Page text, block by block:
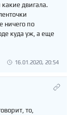
двигала.
ничего по
куда уж, а еще
16.01.2020, 20:54
то,